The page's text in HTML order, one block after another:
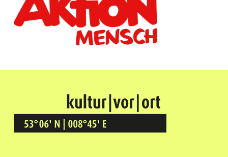
Kultur Vor Ort
BREMEN GRÖPELINGEN